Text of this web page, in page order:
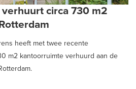
circa 730 m2
heeft met twee recente
m2 kantoorruimte verhuurd aan de